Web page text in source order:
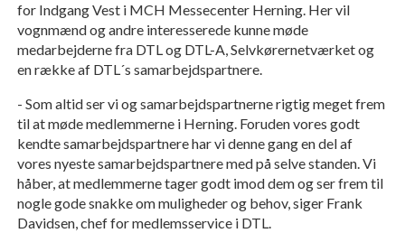
for Indgang Vest i MCH Messecenter Herning. Her vil
vognmænd og andre interesserede kunne møde
medarbejderne fra DTL og DTL-A, Selvkørernetværket og
en række af DTL´s samarbejdspartnere.
- Som altid ser vi og samarbejdspartnerne rigtig meget frem
til at møde medlemmerne i Herning. Foruden vores godt
kendte samarbejdspartnere har vi denne gang en del af
vores nyeste samarbejdspartnere med på selve standen. Vi
håber, at medlemmerne tager godt imod dem og ser frem til
nogle gode snakke om muligheder og behov, siger Frank
Davidsen, chef for medlemsservice i DTL.